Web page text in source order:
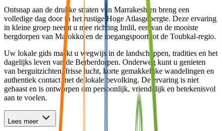
Ontsnap aan de drukke straten van Marrakesh en breng een
volledige dag door in het rustige Hoge Atlasgebergte. Deze ervaring
in kleine groep neemt u mee richting Imlil, een van de mooiste
bergdorpen van Marokko en de toegangspoort tot de Toubkal-regio.
Uw lokale gids maakt u wegwijs in de landschappen, tradities en het
dagelijks leven van de Berberdorpen. Onderweg kunt u genieten
van berguitzichten, frisse lucht, korte gemakkelijke wandelingen en
authentiek contact met de lokale bevolking. De ervaring is niet
gehaast en is ontworpen om persoonlijk, vriendelijk en betekenisvol
aan te voelen.
Lees meer